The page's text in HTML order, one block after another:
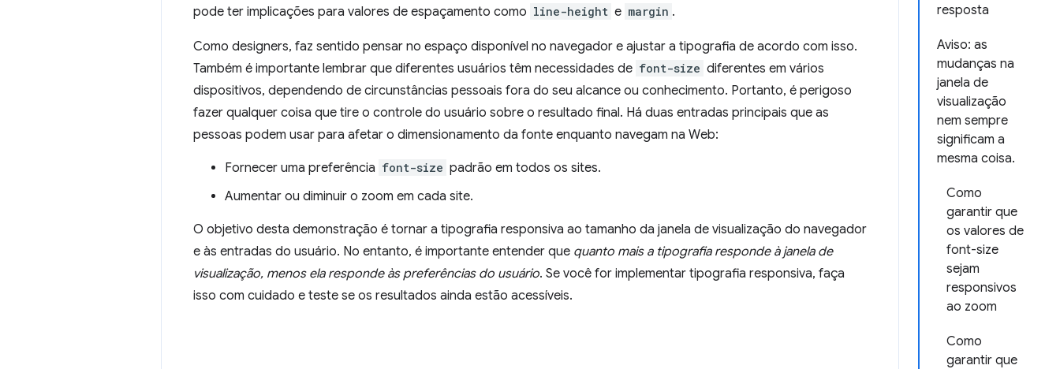
resposta
Aviso: as
mudanças na
janela de
visualização
nem sempre
significam a
mesma coisa.
Como
garantir que
os valores de
font-size
sejam
responsivos
ao zoom
Como
garantir que
pode ter implicações para valores de espaçamento como line-height e margin .
Como designers, faz sentido pensar no espaço disponível no navegador e ajustar a tipografia de acordo com isso.
Também é importante lembrar que diferentes usuários têm necessidades de font-size diferentes em vários
dispositivos, dependendo de circunstâncias pessoais fora do seu alcance ou conhecimento. Portanto, é perigoso
fazer qualquer coisa que tire o controle do usuário sobre o resultado final. Há duas entradas principais que as
pessoas podem usar para afetar o dimensionamento da fonte enquanto navegam na Web:
Fornecer uma preferência font-size padrão em todos os sites.
Aumentar ou diminuir o zoom em cada site.
O objetivo desta demonstração é tornar a tipografia responsiva ao tamanho da janela de visualização do navegador
e às entradas do usuário. No entanto, é importante entender que quanto mais a tipografia responde à janela de
visualização, menos ela responde às preferências do usuário. Se você for implementar tipografia responsiva, faça
isso com cuidado e teste se os resultados ainda estão acessíveis.